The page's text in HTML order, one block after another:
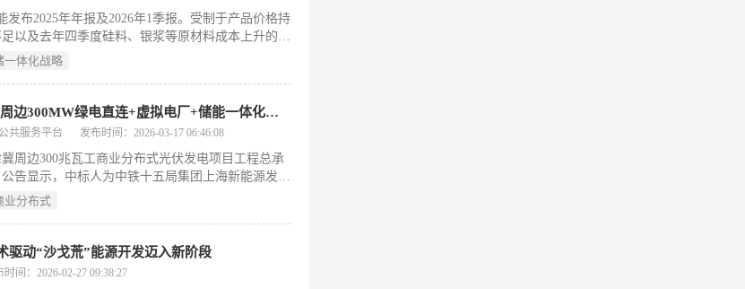
发布2025年年报及2026年1季报。受制于产品价格持
以及去年四季度硅料、银浆等原材料成本上升的因
实现营业收入703.47亿元，2026年1季度实现营业
条、国际化的知识产权体系。
一体化战略
9.6亿元！京津冀周边300MW绿电直连+虚拟电厂+储能一体化，零碳园区项目定标
共服务平台 发布时间：2026-03-17 06:46:08
周边300兆瓦工商业分布式光伏发电项目工程总承
告显示，中标人为中铁十五局集团上海新能源发展
额为9.6亿元。根据招标公告，该项目业主为中凯上
、朝阳金盏国际合作服务区、顺义临空经济区、房
业分布式
驱动“沙戈荒”能源开发迈入新阶段
时间：2026-02-27 09:38:27